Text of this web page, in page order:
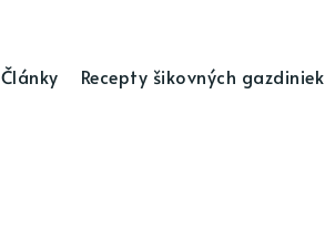
Články Recepty šikovných gazdiniek